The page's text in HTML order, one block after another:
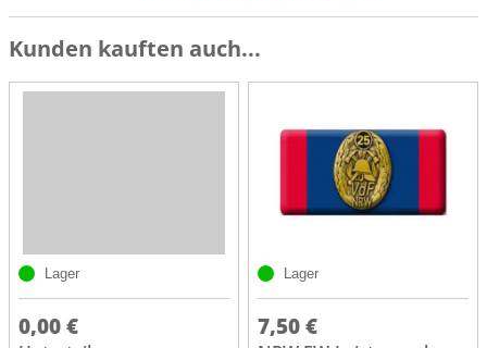
Kunden kauften auch...
Lager
0,00 €
Lager
7,50 €